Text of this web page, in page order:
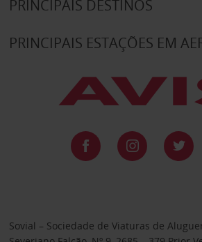
PRINCIPAIS DESTINOS
PRINCIPAIS ESTAÇÕES EM
Sovial – Sociedade de Viaturas de